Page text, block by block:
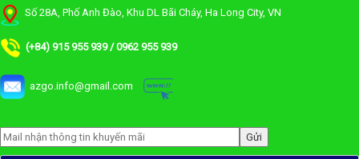
Số 28A, Phố Anh Đào, Khu DL Bãi Cháy, Ha Long City, VN
(+84) 915 955 939 / 0962 955 939
azgo.info@gmail.com